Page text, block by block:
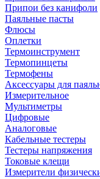
Припои без канифоли
Паяльные пасты
Флюсы
Оплетки
Термоинструмент
Термопинцеты
Термофены
Аксессуары для
Измерительное
Мультиметры
Цифровые
Аналоговые
Кабельные тестеры
Тестеры напряжения
Токовые клещи
Измерители